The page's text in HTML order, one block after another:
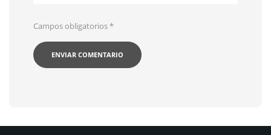
Campos obligatorios*